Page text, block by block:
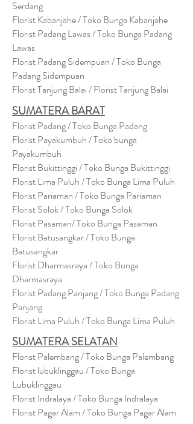
Serdang
Florist Kabanjahe / Toko Bunga Kabanjahe
Florist Padang Lawas / Toko Bunga Padang
Lawas
Florist Padang Sidempuan / Toko Bunga
Padang Sidempuan
Florist Tanjung Balai / Florist Tanjung Balai
SUMATERA BARAT
Florist Padang / Toko Bunga Padang
Florist Payakumbuh / Toko bunga
Payakumbuh
Florist Bukittinggi / Toko Bunga Bukittinggi
Florist Lima Puluh / Toko Bunga Lima Puluh
Florist Pariaman / Toko Bunga Pariaman
Florist Solok / Toko Bunga Solok
Florist Pasaman/ Toko Bunga Pasaman
Florist Batusangkar / Toko Bunga
Batusangkar
Florist Dharmasraya / Toko Bunga
Dharmasraya
Florist Padang Panjang / Toko Bunga Padang
Panjang
Florist Lima Puluh / Toko Bunga Lima Puluh
SUMATERA SELATAN
Florist Palembang / Toko Bunga Palembang
Florist lubuklinggau / Toko Bunga
Lubuklinggau
Florist Indralaya / Toko Bunga Indralaya
Florist Pagar Alam / Toko Bunga Pagar Alam